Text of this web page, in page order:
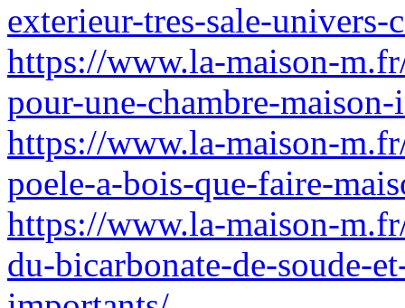
exterieur-tres-sale-univers-
https://www.la-maison-
pour-une-chambre-
https://www.la-maison-
poele-a-bois-que-faire-
https://www.la-maison-
du-bicarbonate-de-soude-